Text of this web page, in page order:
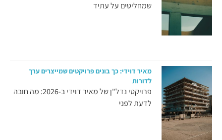
שמחליטים על עתיד
מאיר דוידי: כך בונים פרויקטים שמייצרים ערך
לדורות
פרויקטי נדל"ן של מאיר דוידי ב-2026: מה חובה
לדעת לפני